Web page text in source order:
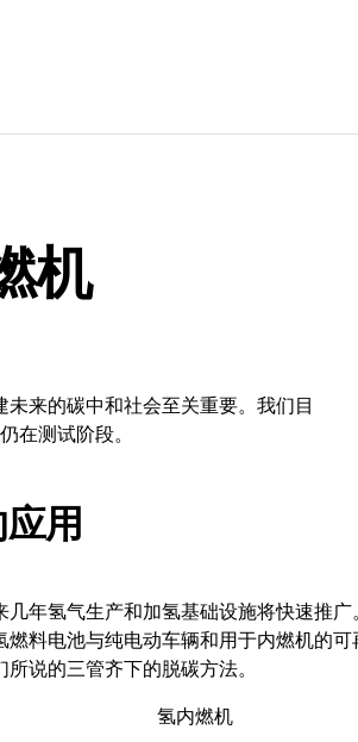
机
未来的碳中和社会至关重要。我们目
在测试阶段。
用
年氢气生产和加氢基础设施将快速推广
料电池与纯电动车辆和用于内燃机的可
说的三管齐下的脱碳方法。
氢内燃机